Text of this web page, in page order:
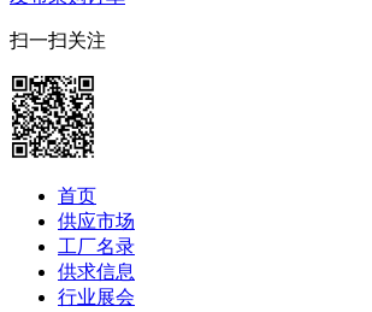
扫一扫关注
首页
供应市场
工厂名录
供求信息
行业展会